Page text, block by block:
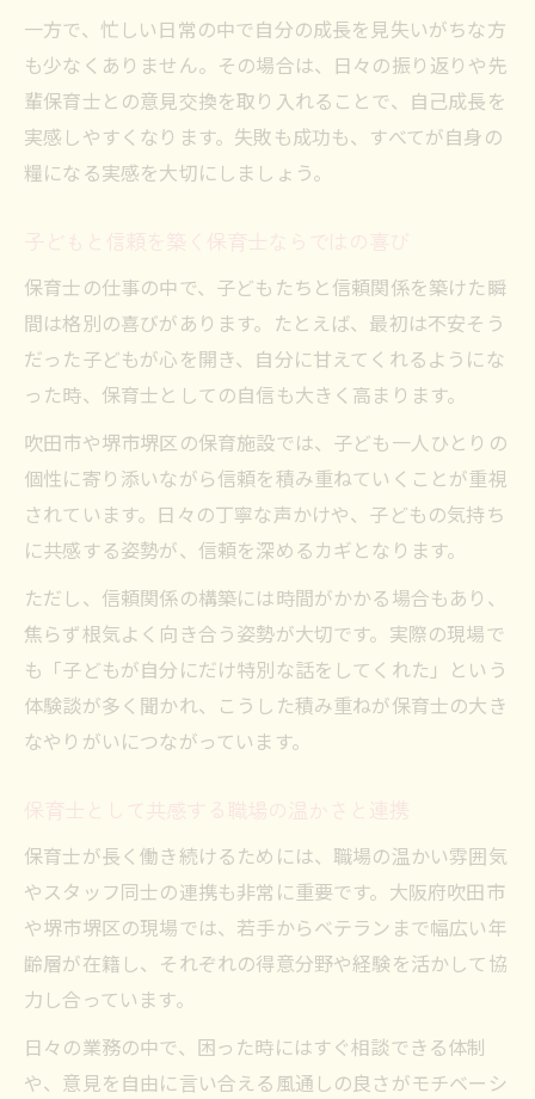
保育士が長く働くためのスキルアップ術
保育士経験年数と成長の実感ポイント解説
キャリア見直しで長く働く保育士の秘訣
保育士が長く働くためのキャリア見直し術
保育士が安定した働き方を選ぶコツを解説
保育士のキャリア相談で見える課題と解決
法
保育士が理想を叶える転職活動の進め方
モチベーション低下を防ぐ職場選びの視点
保育士が職場選びで重視すべきポイント解
説
保育士の働きやすさを左右する環境の特徴
保育士がモチベーション維持できる職場条
件
職場の雰囲気が保育士の意欲に与える影響
保育士の定着率に直結する選び方のコツ
保育士の未来を切り開く実践的キャリア戦略
保育士に求められるこれからのスキルと視
保育士のキャリアパスを広げる方法とは
保育士が長期的に成長するための行動計画
保育士の将来を見据えた自己成長の取り組
み
一方で、忙しい日常の中で自分の成長を見失いがちな方
も少なくありません。その場合は、日々の振り返りや先
輩保育士との意見交換を取り入れることで、自己成長を
実感しやすくなります。失敗も成功も、すべてが自身の
糧になる実感を大切にしましょう。
子どもと信頼を築く保育士ならではの喜び
保育士の仕事の中で、子どもたちと信頼関係を築けた瞬
間は格別の喜びがあります。たとえば、最初は不安そう
だった子どもが心を開き、自分に甘えてくれるようにな
った時、保育士としての自信も大きく高まります。
吹田市や堺市堺区の保育施設では、子ども一人ひとりの
個性に寄り添いながら信頼を積み重ねていくことが重視
されています。日々の丁寧な声かけや、子どもの気持ち
に共感する姿勢が、信頼を深めるカギとなります。
ただし、信頼関係の構築には時間がかかる場合もあり、
焦らず根気よく向き合う姿勢が大切です。実際の現場で
も「子どもが自分にだけ特別な話をしてくれた」という
体験談が多く聞かれ、こうした積み重ねが保育士の大き
なやりがいにつながっています。
保育士として共感する職場の温かさと連携
保育士が長く働き続けるためには、職場の温かい雰囲気
やスタッフ同士の連携も非常に重要です。大阪府吹田市
や堺市堺区の現場では、若手からベテランまで幅広い年
齢層が在籍し、それぞれの得意分野や経験を活かして協
力し合っています。
日々の業務の中で、困った時にはすぐ相談できる体制
や、意見を自由に言い合える風通しの良さがモチベーシ